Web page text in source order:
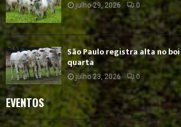
julho 29, 2026 0
São Paulo registra alta no
quarta
julho 23, 2026 0
EVENTOS